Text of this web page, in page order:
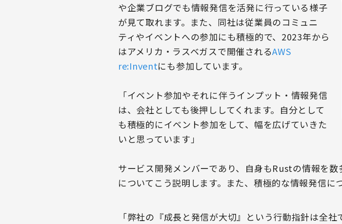
や企業ブログでも情報発信を活発に行っている様子
が見て取れます。また、同社は従業員のコミュニ
ティやイベントへの参加にも積極的で、2023年から
はアメリカ・ラスベガスで開催されるAWS
re:Inventにも参加しています。
「イベント参加やそれに伴うインプット・情報発信
は、会社としても後押ししてくれます。自分として
も積極的にイベント参加をして、幅を広げていきた
いと思っています」
サービス開発メンバーであり、自身もRustの情報を
についてこう説明します。また、積極的な情報発信に
「弊社の『成長と発信が大切』という行動指針は全